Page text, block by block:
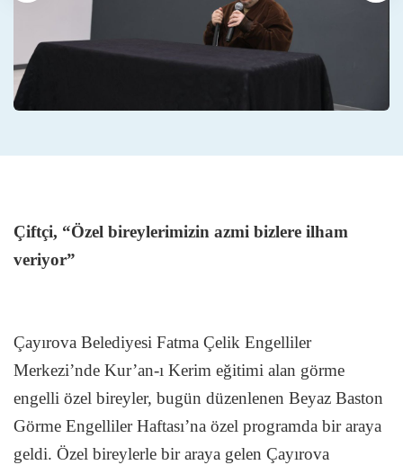
Çiftçi, “Özel bireylerimizin azmi bizlere ilham
veriyor”
Çayırova Belediyesi Fatma Çelik Engelliler
Merkezi’nde Kur’an-ı Kerim eğitimi alan görme
engelli özel bireyler, bugün düzenlenen Beyaz Baston
Görme Engelliler Haftası’na özel programda bir araya
geldi. Özel bireylerle bir araya gelen Çayırova